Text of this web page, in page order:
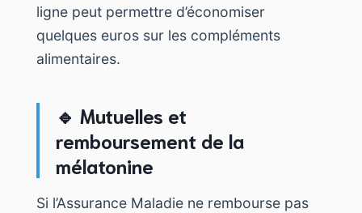
ligne peut permettre d’économiser
quelques euros sur les compléments
alimentaires.
🔹 Mutuelles et
remboursement de la
mélatonine
Si l’Assurance Maladie ne rembourse pas